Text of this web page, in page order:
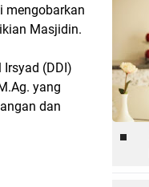
mengobarkan
Masjidin.
(DDI)
yang
dan